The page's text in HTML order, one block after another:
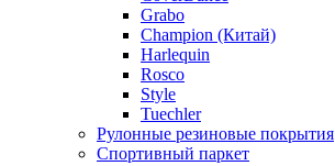
Grabo
Champion (Китай)
Harlequin
Rosco
Style
Tuechler
Рулонные резиновые покрытия
Спортивный паркет